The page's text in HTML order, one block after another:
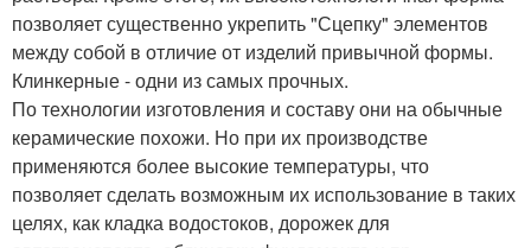
позволяет существенно укрепить "Сцепку" элементов
между собой в отличие от изделий привычной формы.
Клинкерные - одни из самых прочных.
По технологии изготовления и составу они на обычные
керамические похожи. Но при их производстве
применяются более высокие температуры, что
позволяет сделать возможным их использование в таких
целях, как кладка водостоков, дорожек для